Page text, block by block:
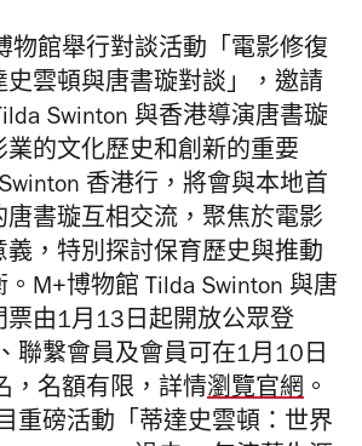
物館舉行對談活動「電影修復
史雲頓與唐書璇對談」，邀請
Swinton 與香港導演唐書璇
業的文化歷史和創新的重要
香港行，將會與本地首
唐書璇互相交流，聚焦於電影
義，特別探討保育歷史與推動
M+博物館 Tilda Swinton 與唐
票由1月13日起開放公眾登
聯繫會員及會員可在1月10日
，名額有限，詳情瀏覽官網 。
重磅活動「蒂達史雲頓：世界